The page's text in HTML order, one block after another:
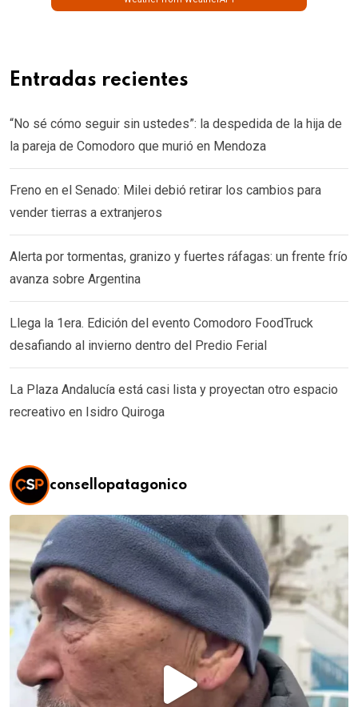
Entradas recientes
“No sé cómo seguir sin ustedes”: la despedida de la hija de
la pareja de Comodoro que murió en Mendoza
Freno en el Senado: Milei debió retirar los cambios para
vender tierras a extranjeros
Alerta por tormentas, granizo y fuertes ráfagas: un frente frío
avanza sobre Argentina
Llega la 1era. Edición del evento Comodoro FoodTruck
desafiando al invierno dentro del Predio Ferial
La Plaza Andalucía está casi lista y proyectan otro espacio
recreativo en Isidro Quiroga
consellopatagonico